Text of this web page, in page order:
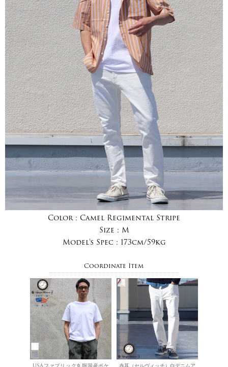
Color : Camel Regimental Stripe
Size : M
Model's Spec : 173cm/59kg
Coordinate Item